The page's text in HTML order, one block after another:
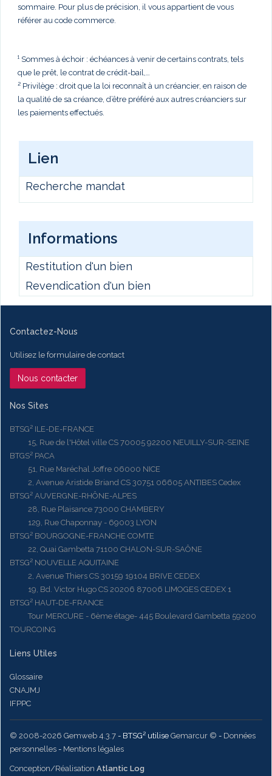
sommaire. Pour plus de précision, il vous appartient de vous
référer au code commerce.
¹ Sommes à échoir : échéances à venir de certains contrats, tels
que le prêt, le contrat de crédit-bail,…
² Privilège : droit que la loi reconnaît à un créancier, en raison de
la qualité de sa créance, d’être préféré aux autres créanciers sur
les paiements effectués.
Lien
Recherche mandat
Informations
Restitution d'un bien
Revendication d'un bien
Contactez-Nous
Utilisez le formulaire de contact
Nous contacter
Nos Sites
BTSG² ILE-DE-FRANCE
15, Rue de l'Hôtel ville CS 70005 92200 NEUILLY-SUR-SEINE
BTGS² PACA
51, Rue Maréchal Joffre 06000 NICE
2, Avenue Aristide Briand CS 30751 06605 ANTIBES Cedex
BTSG² AUVERGNE-RHÔNE-ALPES
28, Rue Plaisance 73000 CHAMBERY
129, Rue Chaponnay - 69003 LYON
BTSG² BOURGOGNE-FRANCHE COMTE
22, Quai Gambetta 71100 CHALON-SUR-SAÔNE
BTSG² NOUVELLE AQUITAINE
2, Avenue Thiers CS 30159 19104 BRIVE CEDEX
19, Bd. Victor Hugo CS 20206 87006 LIMOGES CEDEX 1
BTSG² HAUT-DE-FRANCE
Tour MERCURE - 6ème étage- 445 Boulevard Gambetta 59200
TOURCOING
Liens Utiles
Glossaire
CNAJMJ
IFPPC
© 2008-2026 Gemweb 4.3.7 - BTSG² utilise Gemarcur © - Données
personnelles - Mentions légales
Conception/Réalisation Atlantic Log